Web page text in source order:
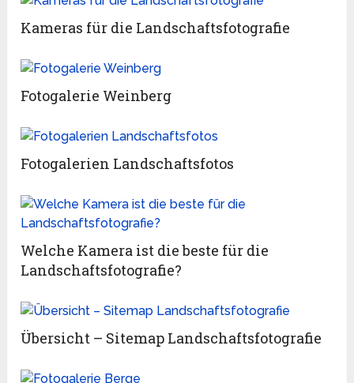
Kameras für die Landschaftsfotografie
Fotogalerie Weinberg
Fotogalerien Landschaftsfotos
Welche Kamera ist die beste für die
Landschaftsfotografie?
Übersicht – Sitemap Landschaftsfotografie